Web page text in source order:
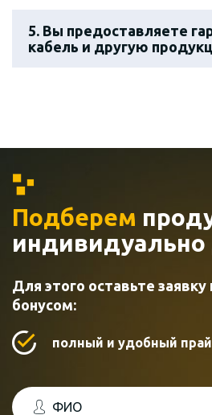
5. Вы предоставляете
кабель и другую
Подберем
индивидуально
Для этого оставьте заявку
бонусом:
полный и удобный
ФИО